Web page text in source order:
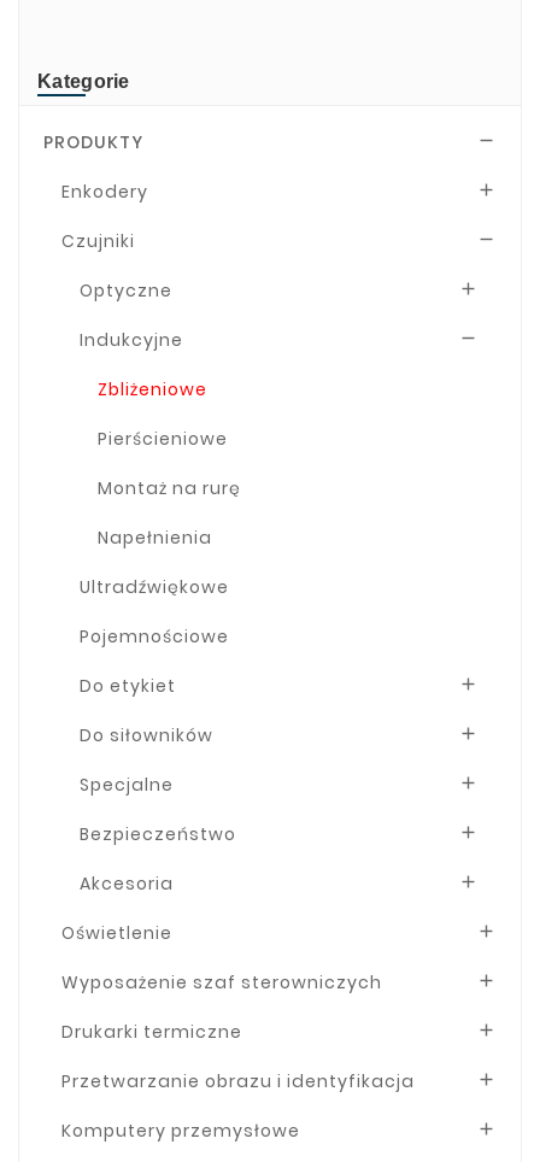
Kategorie
PRODUKTY 
Enkodery 
Czujniki 
Optyczne 
Indukcyjne 
Zbliżeniowe
Pierścieniowe
Montaż na rurę
Napełnienia
Ultradźwiękowe
Pojemnościowe
Do etykiet 
Do siłowników 
Specjalne 
Bezpieczeństwo 
Akcesoria 
Oświetlenie 
Wyposażenie szaf sterowniczych 
Drukarki termiczne 
Przetwarzanie obrazu i identyfikacja 
Komputery przemysłowe 